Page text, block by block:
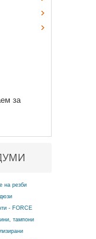
за
на резби
- FORCE
тампони